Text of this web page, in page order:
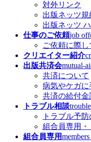
対外リンク
出版ネッツ規
出版ネッツ
仕事のご依頼job
ご依頼に際し
クリエイター紹介
出版共済会mutual-
共済について
病気やケガに
共済の給付金
トラブル相談
トラブル予
組合員専用
組合員専用